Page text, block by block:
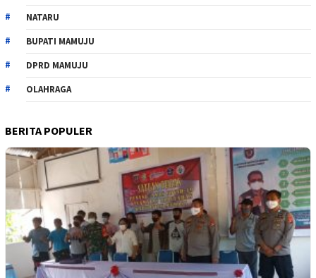
NATARU
BUPATI MAMUJU
DPRD MAMUJU
OLAHRAGA
BERITA POPULER